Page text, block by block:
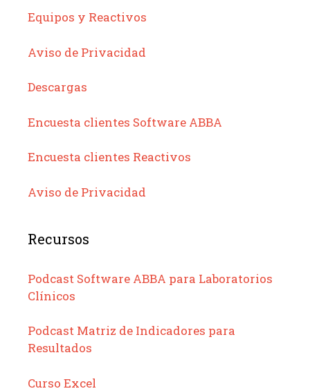
Equipos y Reactivos
Aviso de Privacidad
Descargas
Encuesta clientes Software ABBA
Encuesta clientes Reactivos
Aviso de Privacidad
Recursos
Podcast Software ABBA para Laboratorios
Clínicos
Podcast Matriz de Indicadores para
Resultados
Curso Excel